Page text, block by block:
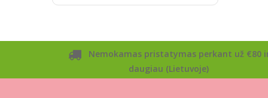
Nemokamas pristatymas perkant už €80
daugiau (Lietuvoje)